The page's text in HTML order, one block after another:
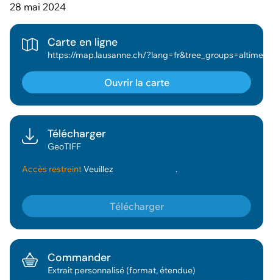
28 mai 2024
Carte en ligne
Ouvrir la carte
Télécharger
GeoTIFF
Accès restreintVeuillez .
Télécharger
Commander
Extrait personnalisé (format, étendue)